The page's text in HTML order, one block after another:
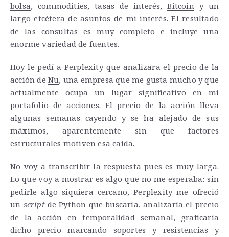
bolsa, commodities, tasas de interés,Bitcoiny un
largo etcétera de asuntos de mi interés. El resultado
de las consultas es muy completo e incluye una
enorme variedad de fuentes.
Hoy le pedí a Perplexity que analizara el precio de la
acción de Nu, una empresa que me gusta mucho y que
actualmente ocupa un lugar significativo en mi
portafolio de acciones. El precio de la acción lleva
algunas semanas cayendo y se ha alejado de sus
máximos, aparentemente sin que factores
estructurales motiven esa caída.
No voy a transcribir la respuesta pues es muy larga.
Lo que voy a mostrar es algo que no me esperaba: sin
pedirle algo siquiera cercano, Perplexity me ofreció
un scriptde Python que buscaría, analizaría el precio
de la acción en temporalidad semanal, graficaría
dicho precio marcando soportes y resistencias y